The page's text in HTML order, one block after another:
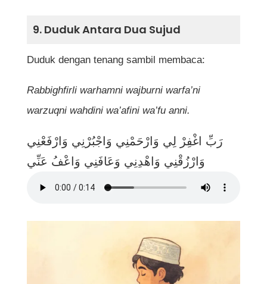
9. Duduk Antara Dua Sujud
Duduk dengan tenang sambil membaca:
Rabbighfirli warhamni wajburni warfa’ni
warzuqni wahdini wa’afini wa’fu anni.
رَبِّ اغْفِرْ لِي وَارْحَمْنِي وَاجْبُرْنِي وَارْفَعْنِي
وَارْزُقْنِي وَاهْدِنِي وَعَافَنِي وَاعْفُ عَنِّي